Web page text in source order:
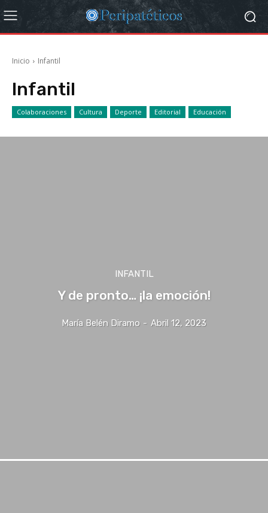
Inicio Infantil
Infantil
Colaboraciones Cultura Deporte Editorial Educación
INFANTIL
Y de pronto… ¡la emoción!
María Belén Diramo - Abril 12, 2023